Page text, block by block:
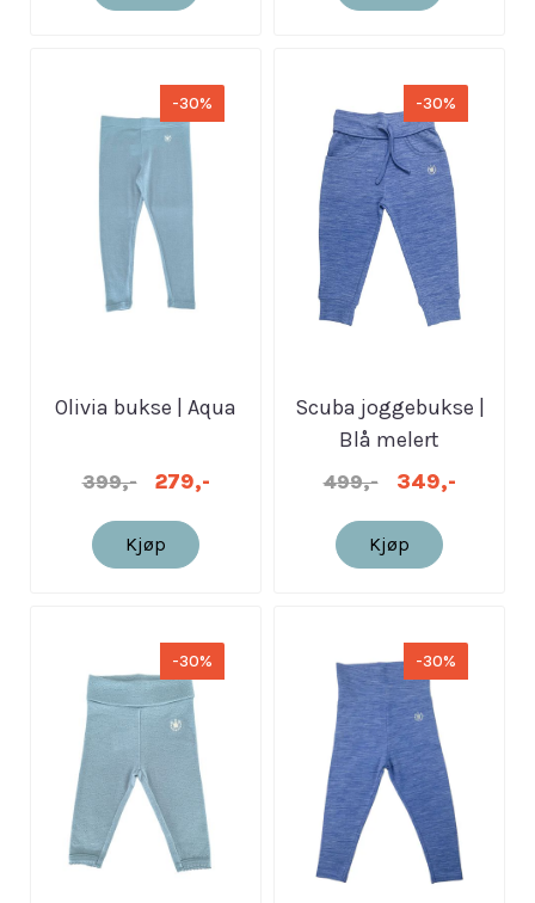
-30%
Olivia bukse | Aqua
399,- 279,-
Kjøp
-30%
Scuba joggebukse |
Blå melert
499,- 349,-
Kjøp
-30% -30%